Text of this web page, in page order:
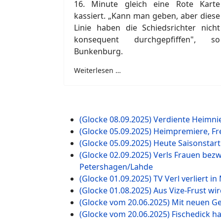
16. Minute gleich eine Rote Karte
kassiert. „Kann man geben, aber diese
Linie haben die Schiedsrichter nicht
konsequent durchgepfiffen", so
Bunkenburg.
Weiterlesen …
(Glocke 08.09.2025) Verdiente
(Glocke 05.09.2025) Heimpremiere,
(Glocke 05.09.2025) Heute
(Glocke 02.09.2025) Verls Frauen
Petershagen/Lahde
(Glocke 01.09.2025) TV Verl verliert
(Glocke 01.08.2025) Aus Vize-Frust
(Glocke vom 20.06.2025) Mit neuen
(Glocke vom 20.06.2025) Fischedick